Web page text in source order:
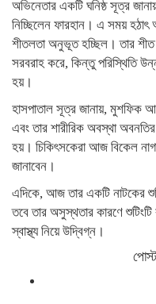
অভিনেতার একটি ঘনিষ্ঠ সূত্র
নিচ্ছিলেন ফারহান। এ সময়
শীতলতা অনুভূত হচ্ছিল। তার
সরবরাহ করে, কিন্তু পরিস্থিতি
হয়।
হাসপাতাল সূত্র জানায়, মুশফিক
এবং তার শারীরিক অবস্থা
হয়। চিকিৎসকেরা আজ বিকেল
জানাবেন।
এদিকে, আজ তার একটি নাটকের
তবে তার অসুস্থতার কারণে
স্বাস্থ্য নিয়ে উদ্বিগ্ন।